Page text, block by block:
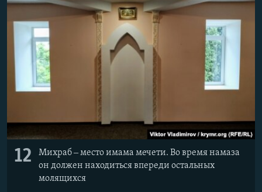
12
Михраб ‒ место имама мечети. Во время намаза
он должен находиться впереди остальных
молящихся